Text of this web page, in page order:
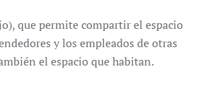
que permite compartir el espacio
y los empleados de otras
el espacio que habitan.